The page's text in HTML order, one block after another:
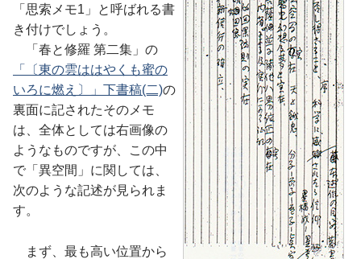
「思索メモ1」と呼ばれる書
き付けでしょう。
「春と修羅 第二集」の
「〔東の雲ははやくも蜜の
いろに燃え〕」下書稿(二)の
裏面に記されたそのメモ
は、全体としては右画像の
ようなものですが、この中
で「異空間」に関しては、
次のような記述が見られま
す。
まず、最も高い位置から